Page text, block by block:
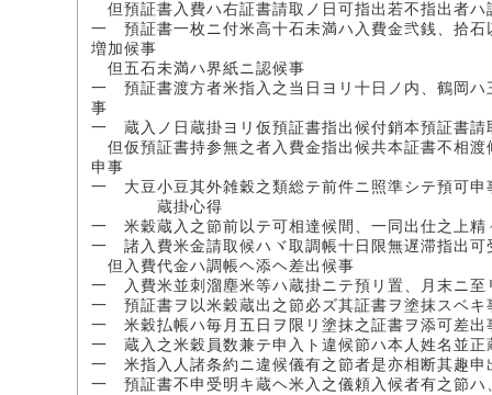
但預証書入費ハ右証書請取ノ日可指出若不指出者ハ
一 預証書一枚ニ付米高十石未満ハ入費金弐銭、拾石
増加候事
但五石未満ハ界紙ニ認候事
一 預証書渡方者米指入之当日ヨリ十日ノ内、鶴岡ハ
事
一 蔵入ノ日蔵掛ヨリ仮預証書指出候付銷本預証書請
但仮預証書持参無之者入費金指出候共本証書不相
申事
一 大豆小豆其外雑穀之類総テ前件ニ照準シテ預可申
蔵掛心得
一 米穀蔵入之節前以テ可相達候間、一同出仕之上
一 諸入費米金請取候ハヾ取調帳十日限無遅滞指出可
但入費代金ハ調帳ヘ添ヘ差出候事
一 入費米並刺溜塵米等ハ蔵掛ニテ預リ置、月末ニ至
一 預証書ヲ以米穀蔵出之節必ズ其証書ヲ塗抹スベキ
一 米穀払帳ハ毎月五日ヲ限リ塗抹之証書ヲ添可差出
一 蔵入之米穀員数兼テ申入ト違候節ハ本人姓名並正
一 米指入人諸条約ニ違候儀有之節者是亦相断其趣申
一 預証書不申受明キ蔵ヘ米入之儀頼入候者有之節ハ